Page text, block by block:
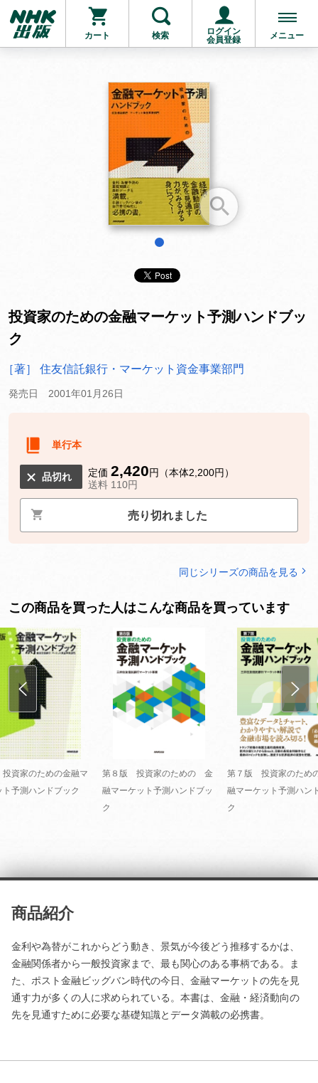
カート 検索
ログイン
会員登録
メニュー
お支払いに進む
他にも商品を買う
投資家のための金融マーケット予測ハンドブッ
ク
［著］ 住友信託銀行・マーケット資金事業部門
発売日 2001年01月26日
単行本
品切れ 定価 2,420円（本体2,200円）
送料 110円
売り切れました
同じシリーズの商品を見る
この商品を買った人はこんな商品を買っています
資家のための金融マ
ト予測ハンドブック
第８版 投資家のための 金
融マーケット予測ハンドブッ
ク
第７版 投資家のため
融マーケット予測ハン
ク
商品紹介
金利や為替がこれからどう動き、景気が今後どう推移するかは、
金融関係者から一般投資家まで、最も関心のある事柄である。ま
た、ポスト金融ビッグバン時代の今日、金融マーケットの先を見
通す力が多くの人に求められている。本書は、金融・経済動向の
先を見通すために必要な基礎知識とデータ満載の必携書。